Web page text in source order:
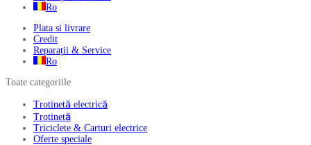
Ro
Plata si livrare
Credit
Reparații & Service
Ro
Toate categoriile
Trotinetă electrică
Trotinetă
Triciclete & Carturi electrice
Oferte speciale